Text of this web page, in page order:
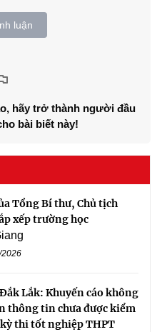
luận
hãy trở thành người đầu
bài biết này!
Tổng Bí thư, Chủ tịch
xếp trường học
2026
Lắk: Khuyến cáo không
thông tin chưa được kiểm
thi tốt nghiệp THPT